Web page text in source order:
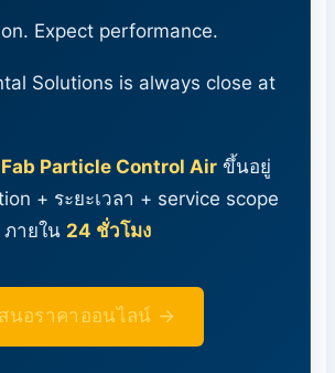
Expect performance.
Solutions is always close at
Particle Control Air ขึ้นอยู่
+ ระยะเวลา + service scope
ายใน 24 ชั่วโมง
สนอราคาออนไลน์ →